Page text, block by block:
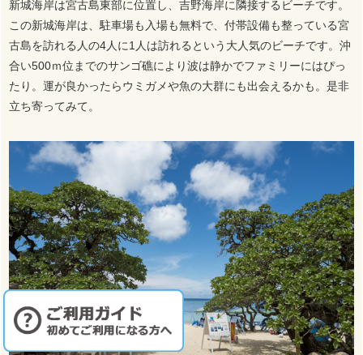
新城海岸は宮古島東部に位置し、吉野海岸に隣接するビーチです。
この新城海岸は、駐車場も入場も無料で、付帯設備も整っている宮
古島を訪れる人の4人に1人は訪れるという大人気のビーチです。沖
合い500ｍ位までのサンゴ礁により波は静かでファミリーにはぴっ
たり。運が良かったらウミガメや魚の大群にも出会えるかも。是非
立ち寄ってみて。